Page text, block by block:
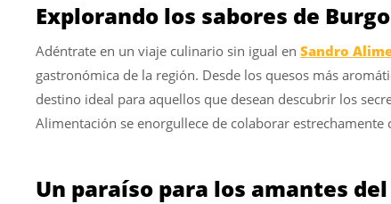
Explorando los sabores de
Adéntrate en un viaje culinario sin igual en Sandro
gastronómica de la región. Desde los quesos más
destino ideal para aquellos que desean descubrir los
Alimentación se enorgullece de colaborar
Un paraíso para los amantes